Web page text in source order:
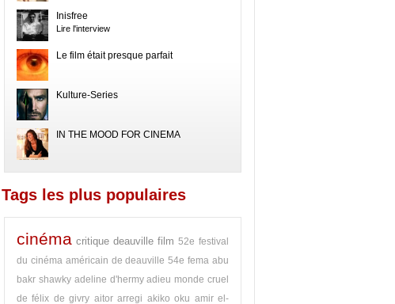
Inisfree
Lire l'interview
Le film était presque parfait
Kulture-Series
IN THE MOOD FOR CINEMA
Tags les plus populaires
cinéma critique deauville film 52e festival
du cinéma américain de deauville 54e fema abu
bakr shawky adeline d'hermy adieu monde cruel
de félix de givry aitor arregi akiko oku amir el-